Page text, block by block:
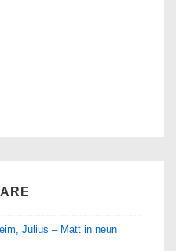
Julius – Matt in neun